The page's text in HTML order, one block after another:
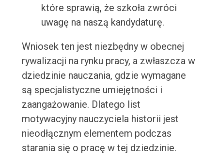
które sprawią, że szkoła zwróci
uwagę na naszą kandydaturę.
Wniosek ten jest niezbędny w obecnej
rywalizacji na rynku pracy, a zwłaszcza w
dziedzinie nauczania, gdzie wymagane
są specjalistyczne umiejętności i
zaangażowanie. Dlatego list
motywacyjny nauczyciela historii jest
nieodłącznym elementem podczas
starania się o pracę w tej dziedzinie.